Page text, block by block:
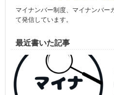
マイナンバー制度、マイナンバー
て発信しています。
最近書いた記事